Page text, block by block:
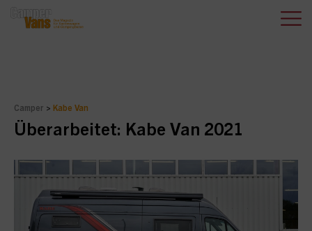
Camper > Kabe Van
Überarbeitet: Kabe Van 2021